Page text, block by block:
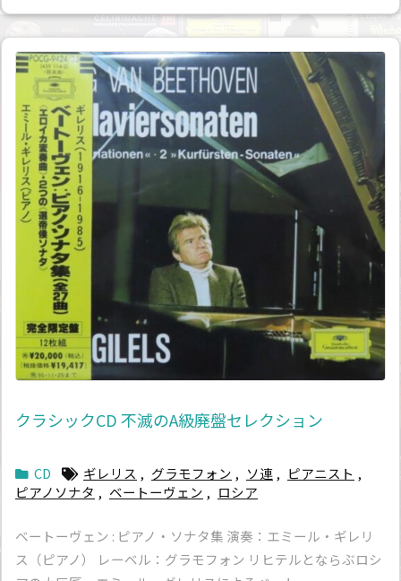
クラシックCD 不滅のA級廃盤セレクション
CD ギレリス , グラモフォン , ソ連 , ピアニスト ,
ピアノソナタ , ベートーヴェン , ロシア
ベートーヴェン : ピアノ・ソナタ集 演奏：エミール・ギレリ
ス（ピアノ） レーベル：グラモフォン リヒテルとならぶロシ